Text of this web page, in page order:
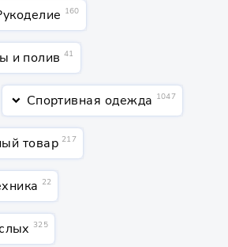
160
и полив 41
keyboard_arrow_down Спортивная одежда 1047
товар 217
22
325